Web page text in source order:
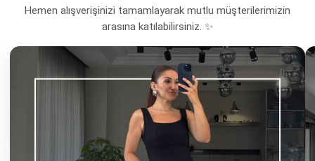
Hemen alışverişinizi tamamlayarak mutlu müşterilerimizin
arasına katılabilirsiniz. ✨